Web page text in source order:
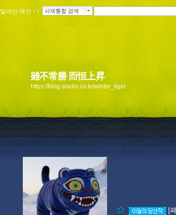
알라딘 메인 ｌ 서재통합 검색
雖不常勝 而恒上昇
https://blog.aladin.co.kr/winter_tiger
[